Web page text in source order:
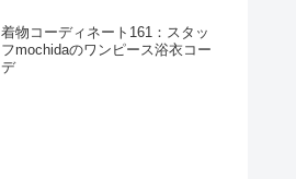
着物コーディネート161：スタッ
フmochidaのワンピース浴衣コー
デ